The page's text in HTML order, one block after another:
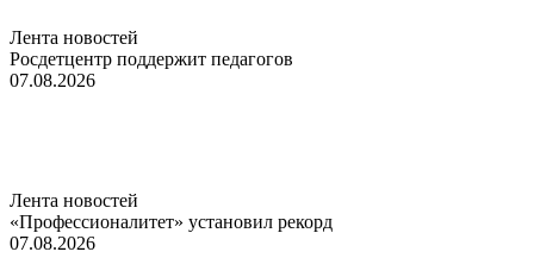
Лента новостей
Росдетцентр поддержит педагогов
07.08.2026
Лента новостей
«Профессионалитет» установил рекорд
07.08.2026